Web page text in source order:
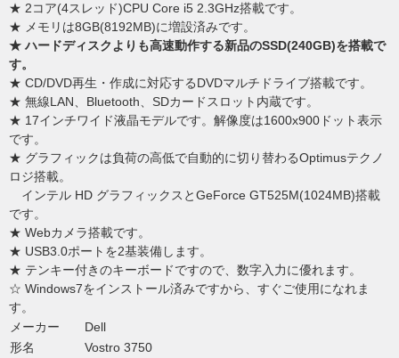
★ 2コア(4スレッド)CPU Core i5 2.3GHz搭載です。
★ メモリは8GB(8192MB)に増設済みです。
★ ハードディスクよりも高速動作する新品のSSD(240GB)を搭載で
す。
★ CD/DVD再生・作成に対応するDVDマルチドライブ搭載です。
★ 無線LAN、Bluetooth、SDカードスロット内蔵です。
★ 17インチワイド液晶モデルです。解像度は1600x900ドット表示
です。
★ グラフィックは負荷の高低で自動的に切り替わるOptimusテクノ
ロジ搭載。
インテル HD グラフィックスとGeForce GT525M(1024MB)搭載
です。
★ Webカメラ搭載です。
★ USB3.0ポートを2基装備します。
★ テンキー付きのキーボードですので、数字入力に優れます。
☆ Windows7をインストール済みですから、すぐご使用になれま
す。
メーカー
Dell
形名
Vostro 3750